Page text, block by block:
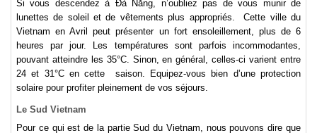
Si vous descendez à Ðà Nẵng, n’oubliez pas de vous munir de
lunettes de soleil et de vêtements plus appropriés. Cette ville du
Vietnam en Avril peut présenter un fort ensoleillement, plus de 6
heures par jour. Les températures sont parfois incommodantes,
pouvant atteindre les 35°C. Sinon, en général, celles-ci varient entre
24 et 31°C en cette saison. Equipez-vous bien d’une protection
solaire pour profiter pleinement de vos séjours.
Le Sud Vietnam
Pour ce qui est de la partie Sud du Vietnam, nous pouvons dire que